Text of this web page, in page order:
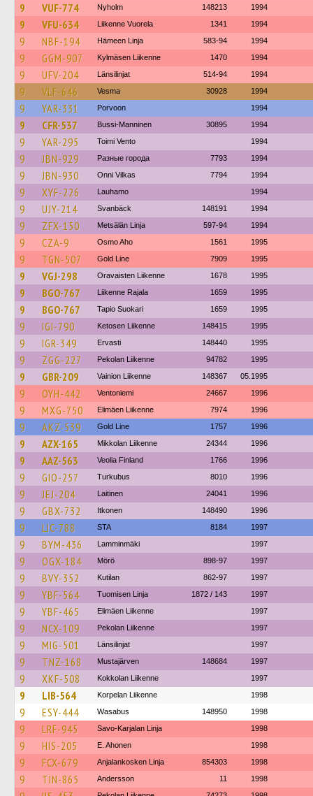
9 VUF-774 Nyholm 148213 1994
9 VFU-634 Liikenne Vuorela 1341 1994
9 NBF-194 Hämeen Linja 583-94 1994
9 GGM-907 Kylmäsen Liikenne 1470 1994
9 UFV-204 Länsilinjat 514-94 1994
9 VLF-646 Vesma 30928 1994
9 YAR-331 Porvoon 1994
9 CFR-537 Bussi-Manninen 30895 1994
9 YAR-295 Toimi Vento 1994
9 JBN-929 Разные города 7793 1994
9 JBN-930 Onni Vilkas 7794 1994
9 XYF-226 Lauhamo 1994
9 UJY-214 Svanbäck 148191 1994
9 ZFX-150 Metsälän Linja 597-94 1994
9 CZA-9 Osmo Aho 1561 1995
9 TGN-507 Gold Line 7909 1995
9 VGJ-298 Oravaisten Liikenne 1678 1995
9 BGO-767 Liikenne Rajala 1659 1995
9 BGO-767 Tapio Suokari 1659 1995
9 IGI-790 Ketosen Liikenne 148415 1995
9 IGR-349 Ervasti 148440 1995
9 ZGG-227 Pekolan Liikenne 94782 1995
9 GBR-209 Vainion Liikenne 148367 05.1995
9 OYH-442 Ventoniemi 24667 1996
9 MXG-750 Elimäen Liikenne 7974 1996
9 AKZ-539 Gold Line 1757 1996
9 AZX-165 Mikkolan Liikenne 24344 1996
9 AAZ-563 Veolia Finland 1766 1996
9 GIO-257 Turkubus 8010 1996
9 JEJ-204 Laitinen 24041 1996
9 GBX-732 Itkonen 148490 1996
9 LIC-788 STA 8184 1997
9 BYM-436 Lamminmäki 1997
9 OGX-184 Mörö 898-97 1997
9 BVY-352 Kutilan 862-97 1997
9 YBF-564 Tuomisen Linja 1872 / 143 1997
9 YBF-465 Elimäen Liikenne 1997
9 NCX-109 Pekolan Liikenne 1997
9 MIG-501 Länsilinjat 1997
9 TNZ-168 Mustajärven 148684 1997
9 XKF-508 Kokkolan Liikenne 1997
9 LIB-564 Korpelan Liikenne 1998
9 ESY-444 Wasabus 148950 1998
9 LRF-945 Savo-Karjalan Linja 1998
9 HIS-205 E. Ahonen 1998
9 FCX-679 Anjalankosken Linja 854303 1998
9 TIN-865 Andersson 11 1998